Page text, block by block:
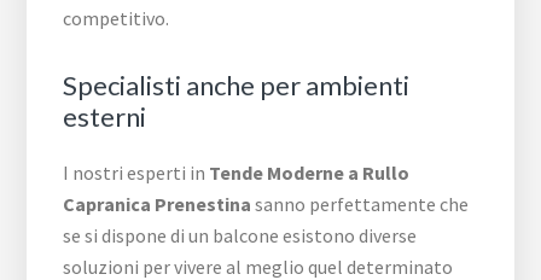
competitivo.
Specialisti anche per ambienti
esterni
I nostri esperti in Tende Moderne a Rullo
Capranica Prenestina sanno perfettamente che
se si dispone di un balcone esistono diverse
soluzioni per vivere al meglio quel determinato